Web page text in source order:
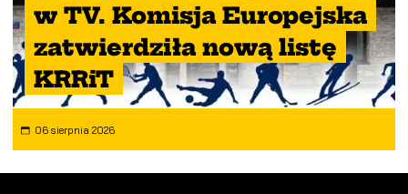
w TV. Komisja Europejska
zatwierdziła nową listę
KRRiT
06 sierpnia 2026